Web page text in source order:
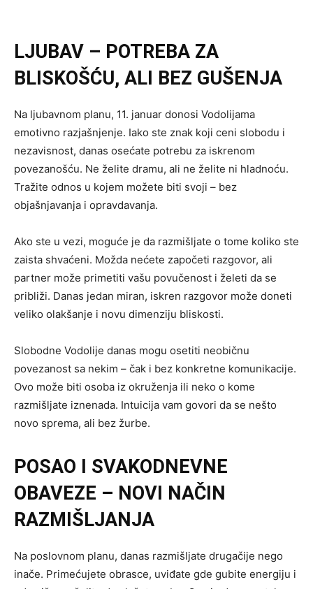
LJUBAV – POTREBA ZA
BLISKOŠĆU, ALI BEZ GUŠENJA
Na ljubavnom planu, 11. januar donosi Vodolijama
emotivno razjašnjenje. Iako ste znak koji ceni slobodu i
nezavisnost, danas osećate potrebu za iskrenom
povezanošću. Ne želite dramu, ali ne želite ni hladnoću.
Tražite odnos u kojem možete biti svoji – bez
objašnjavanja i opravdavanja.
Ako ste u vezi, moguće je da razmišljate o tome koliko ste
zaista shvaćeni. Možda nećete započeti razgovor, ali
partner može primetiti vašu povučenost i želeti da se
približi. Danas jedan miran, iskren razgovor može doneti
veliko olakšanje i novu dimenziju bliskosti.
Slobodne Vodolije danas mogu osetiti neobičnu
povezanost sa nekim – čak i bez konkretne komunikacije.
Ovo može biti osoba iz okruženja ili neko o kome
razmišljate iznenada. Intuicija vam govori da se nešto
novo sprema, ali bez žurbe.
POSAO I SVAKODNEVNE
OBAVEZE – NOVI NAČIN
RAZMIŠLJANJA
Na poslovnom planu, danas razmišljate drugačije nego
inače. Primećujete obrasce, uviđate gde gubite energiju i